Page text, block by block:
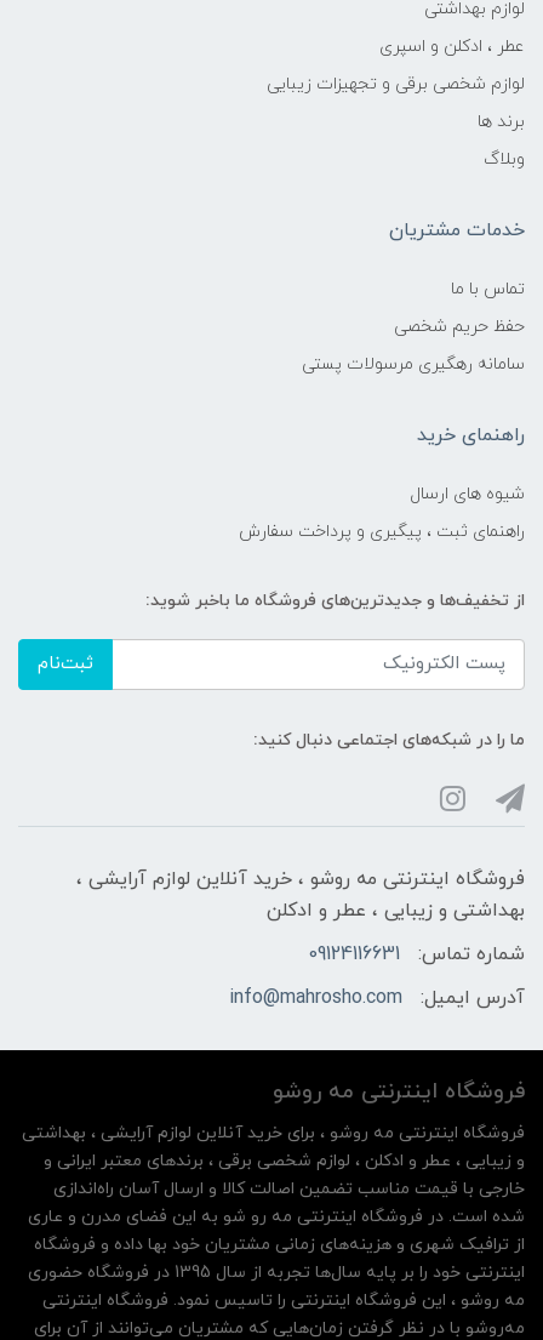
لوازم بهداشتی
عطر ، ادکلن و اسپری
لوازم شخصی برقی و تجهیزات زیبایی
برند ها
وبلاگ
خدمات مشتریان
تماس با ما
حفظ حریم شخصی
سامانه رهگیری مرسولات پستی
راهنمای خرید
شیوه های ارسال
راهنمای ثبت ، پیگیری و پرداخت سفارش
از تخفیف‌ها و جدیدترین‌های فروشگاه ما باخبر شوید:
ثبت‌نام
ما را در شبکه‌های اجتماعی دنبال کنید:
فروشگاه اینترنتی مه‌ رو‌شو ، خرید آنلاین لوازم آرایشی ،
بهداشتی و زیبایی ، عطر و ادکلن
شماره تماس:
09124116631
آدرس ایمیل:
info@mahrosho.com
فروشگاه اینترنتی مه‌ رو‌شو
فروشگاه اینترنتی مه‌ رو‌شو ، برای خرید آنلاین لوازم آرایشی ، بهداشتی
و زیبایی ، عطر و ادکلن ، لوازم شخصی برقی ، برندهای معتبر ایرانی و
خارجی با قیمت مناسب تضمین اصالت کالا و ارسال آسان راه‌اندازی
شده است. در فروشگاه اینترنتی مه رو شو به این فضای مدرن و عاری
از ترافیک شهری و هزینه‌های زمانی مشتریان خود بها داده و فروشگاه
اینترنتی خود را بر پایه سال‌ها تجربه از سال 1395 در فروشگاه حضوری
مه روشو ، این فروشگاه اینترنتی را تاسیس نمود. فروشگاه اینترنتی
مه‌رو‌شو با در نظر گرفتن زمان‌هایی که مشتریان می‌توانند از آن‌ برای